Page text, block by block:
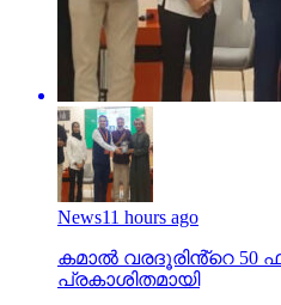
News11 hours ago
കമാൽ വരദൂരിൻ്റെ
പ്രകാശിതമായി